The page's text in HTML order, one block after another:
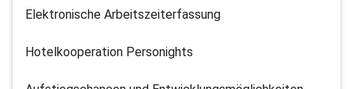
Elektronische Arbeitszeiterfassung
Hotelkooperation Personights